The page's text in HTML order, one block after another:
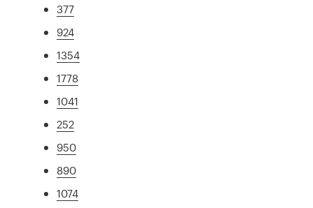
377
924
1354
1778
1041
252
950
890
1074